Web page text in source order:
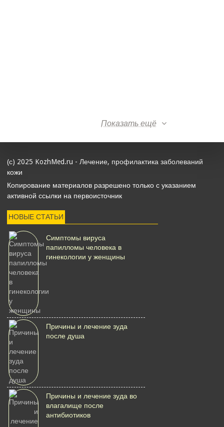
Показать ещё
(с) 2025 KozhMed.ru - Лечение, профилактика заболеваний
кожи
Копирование материалов разрешено только с указанием
активной ссылки на первоисточник
НОВЫЕ СТАТЬИ
Симптомы вируса
папилломы человека в
гинекологии у женщины
Причины и лечение зуда
после душа
Причины и лечение зуда во
влагалище после
антибиотиков